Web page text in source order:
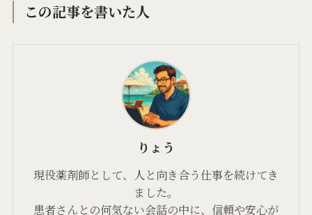
この記事を書いた人
りょう
現役薬剤師として、人と向き合う仕事を続けてき
ました。
患者さんとの何気ない会話の中に、信頼や安心が